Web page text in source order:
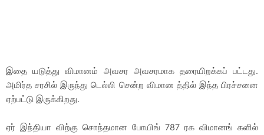
இதை யடுத்து விமானம் அவசர அவசரமாக தரையிறக்கப் பட்டது.
அமிர்த சரசில் இருந்து டெல்லி சென்ற விமான த்தில் இந்த பிரச்சனை
ஏற்பட்டு இருக்கிறது.
ஏர் இந்தியா விற்கு சொந்தமான போயிங் 787 ரக விமானங் களில்